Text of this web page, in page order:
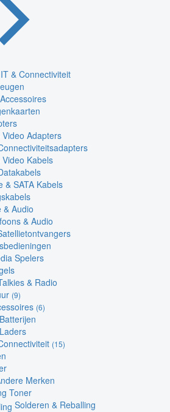
& Connectiviteit
Video Adapters
Kabels
& SATA Kabels
& Audio
& Audio
Spelers
& Radio
(9)
(6)
(15)
Merken
Toner
Solderen & Reballing